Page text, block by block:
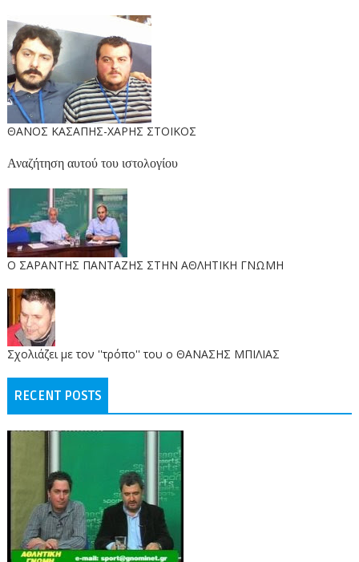
ΘΑΝΟΣ ΚΑΣΑΠΗΣ-ΧΑΡΗΣ ΣΤΟΙΚΟΣ
Αναζήτηση αυτού του ιστολογίου
O ΣΑΡΑΝΤΗΣ ΠΑΝΤΑΖΗΣ ΣΤΗΝ ΑΘΛΗΤΙΚΗ ΓΝΩΜΗ
Σχολιάζει με τον ''τρόπο'' του ο ΘΑΝΑΣΗΣ ΜΠΙΛΙΑΣ
RECENT POSTS